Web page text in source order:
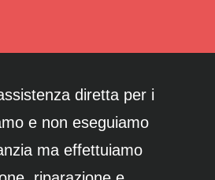
diretta per i
e non eseguiamo
ma effettuiamo